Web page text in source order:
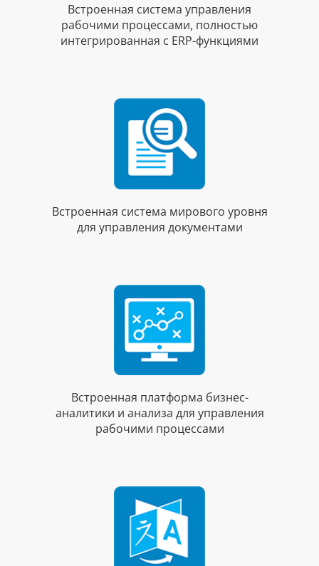
Встроенная система управления
рабочими процессами, полностью
интегрированная с ERP-функциями
Встроенная система мирового уровня
для управления документами
Встроенная платформа бизнес-
аналитики и анализа для управления
рабочими процессами